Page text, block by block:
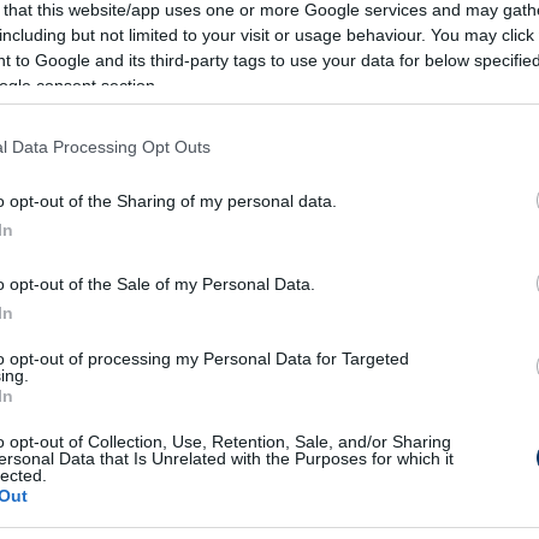
that this website/app uses one or more Google services and may
but not limited to your visit or usage behaviour. You may
to Google and its third-party tags to use your data for below
consent section.
Data Processing Opt Outs
opt-out of the Sharing of my personal data.
opt-out of the Sale of my Personal Data.
opt-out of processing my Personal Data for Targeted
opt-out of Collection, Use, Retention, Sale, and/or Sharing
Data that Is Unrelated with the Purposes for which it
a 93. percben egyenlített. Ezt már nem
szurkolók, akik a katalánok fordítása után
a jó híreket, vissza szerettek volna jutni a
megakadályozta.
a fogadtatása, egyesek szerint
míg mások azt írták, helyesen jártak el
😳 Alguns torcedores da Inter de
antes do apito final, quando o
3 a 2. Porém, a equipe
segundos e essas
voltar para assistir a